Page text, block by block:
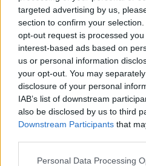
targeted advertising by us,
section to confirm your
opt-out request is processed
interest-based ads based on
us or personal information
your opt-out. You may
disclosure of your personal
IAB’s list of downstream
also be disclosed by us to third
Downstream Participants that
Personal Data Processing
Θέσεις εργασίας